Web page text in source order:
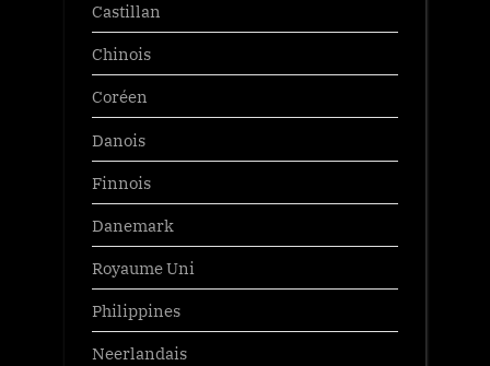
Castillan
Chinois
Coréen
Danois
Finnois
Danemark
Royaume Uni
Philippines
Neerlandais